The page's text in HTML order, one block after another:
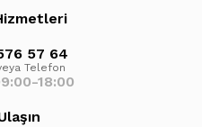
57 64
Telefon
18:00